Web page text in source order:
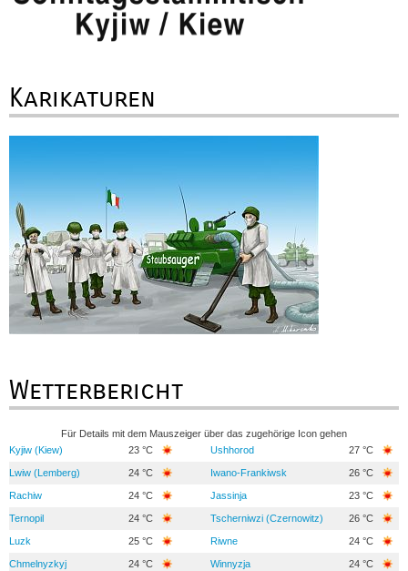
Karikaturen
Wetterbericht
Für Details mit dem Mauszeiger über das zugehörige Icon gehen
Kyjiw (Kiew)
23 °C Ushhorod 27 °C
Lwiw (Lemberg) 24 °C Iwano-Frankiwsk 26 °C
Rachiw 24 °C Jassinja 23 °C
Ternopil 24 °C Tscherniwzi (Czernowitz) 26 °C
Luzk 25 °C Riwne 24 °C
Chmelnyzkyj 24 °C Winnyzja 24 °C